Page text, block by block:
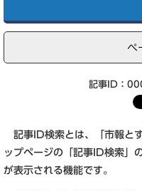
ペ
記事ID：
記事ID検索とは、「市報と
ップページの「記事ID検索」
が表示される機能です。